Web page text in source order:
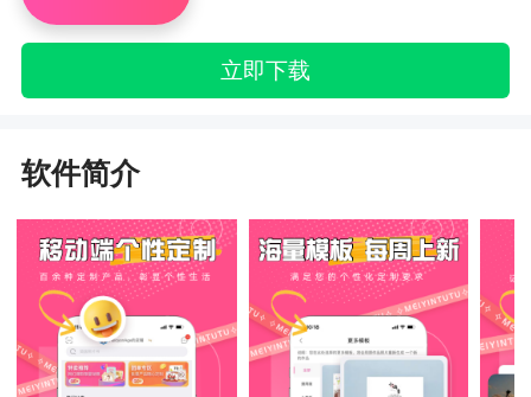
立即下载
软件简介